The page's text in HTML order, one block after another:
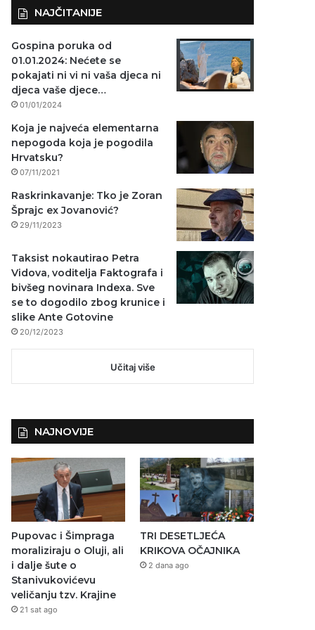
NAJČITANIJE
Gospina poruka od
01.01.2024: Nećete se
pokajati ni vi ni vaša djeca ni
djeca vaše djece…
01/01/2024
Koja je najveća elementarna
nepogoda koja je pogodila
Hrvatsku?
07/11/2021
Raskrinkavanje: Tko je Zoran
Šprajc ex Jovanović?
29/11/2023
Taksist nokautirao Petra
Vidova, voditelja Faktografa i
bivšeg novinara Indexa. Sve
se to dogodilo zbog krunice i
slike Ante Gotovine
20/12/2023
Učitaj više
NAJNOVIJE
Pupovac i Šimpraga
moraliziraju o Oluji, ali
i dalje šute o
Stanivukovićevu
veličanju tzv. Krajine
21 sat ago
TRI DESETLJEĆA
KRIKOVA OČAJNIKA
2 dana ago